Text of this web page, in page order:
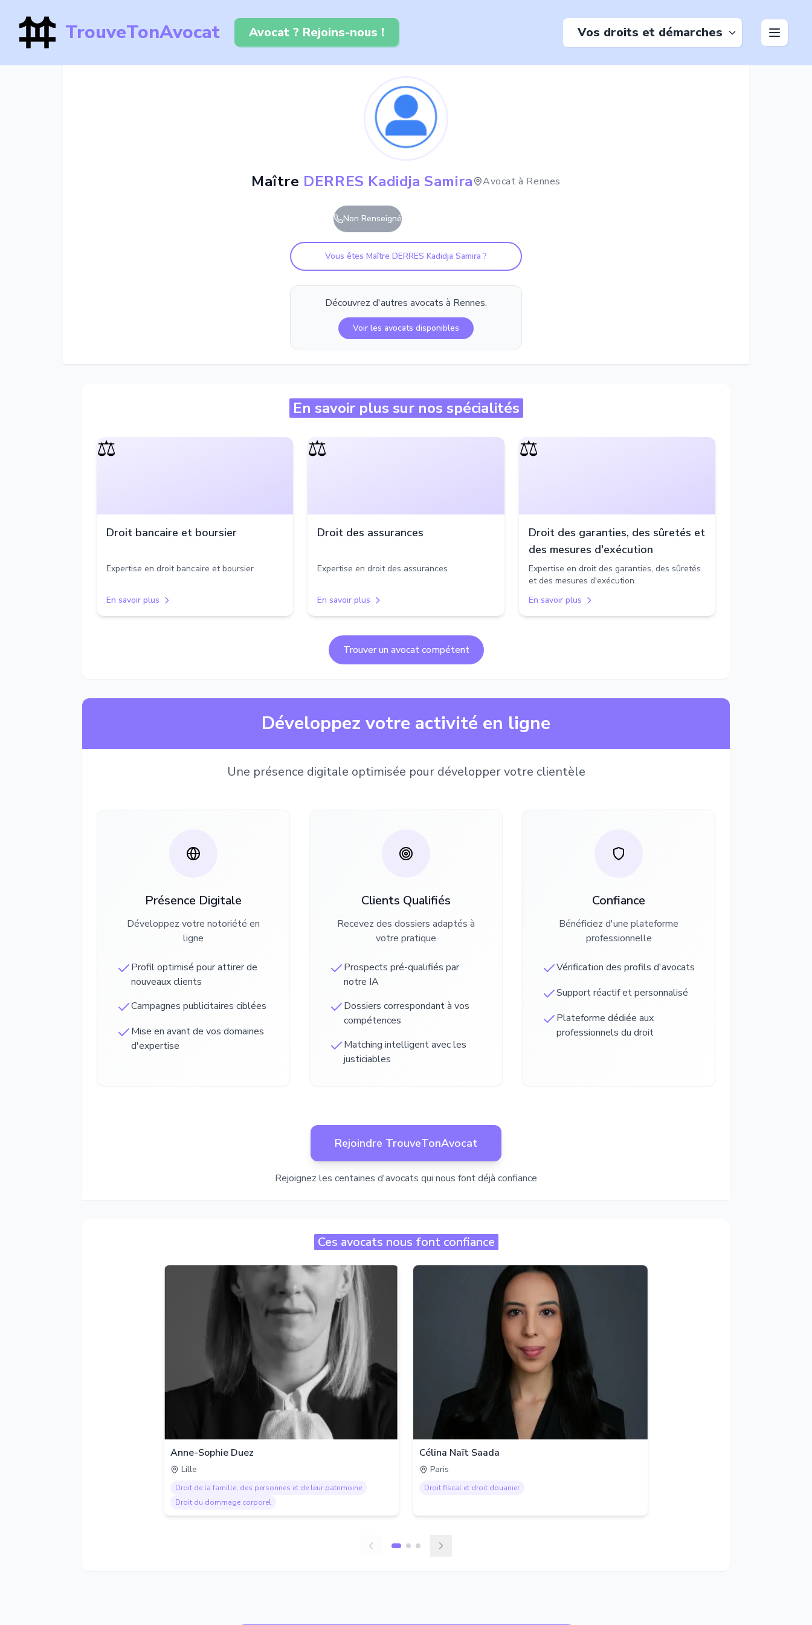
TrouveTonAvocat Avocat ? Rejoins-nous ! Vos droits et démarches
Maître DERRES Kadidja Samira Avocat à Rennes
Non Renseigné
Vous êtes Maître DERRES Kadidja Samira ?
Découvrez d'autres avocats à Rennes.
Voir les avocats disponibles
En savoir plus sur nos spécialités
⚖️
Droit bancaire et boursier
Expertise en droit bancaire et boursier
En savoir plus
⚖️
Droit des assurances
Expertise en droit des assurances
En savoir plus
⚖️
Droit des garanties, des sûretés et
des mesures d'exécution
Expertise en droit des garanties, des sûretés
et des mesures d'exécution
En savoir plus
Trouver un avocat compétent
Développez votre activité en ligne
Une présence digitale optimisée pour développer votre clientèle
Présence Digitale
Développez votre notoriété en
ligne
Profil optimisé pour attirer de
nouveaux clients
Campagnes publicitaires ciblées
Mise en avant de vos domaines
d'expertise
Clients Qualifiés
Recevez des dossiers adaptés à
votre pratique
Prospects pré-qualifiés par
notre IA
Dossiers correspondant à vos
compétences
Matching intelligent avec les
justiciables
Confiance
Bénéficiez d'une plateforme
professionnelle
Vérification des profils d'avocats
Support réactif et personnalisé
Plateforme dédiée aux
professionnels du droit
Rejoindre TrouveTonAvocat
Rejoignez les centaines d'avocats qui nous font déjà confiance
Ces avocats nous font confiance
Anne-Sophie Duez
Lille
Droit de la famille, des personnes et de leur patrimoine
Droit du dommage corporel
Célina Naït Saada
Paris
Droit fiscal et droit douanier